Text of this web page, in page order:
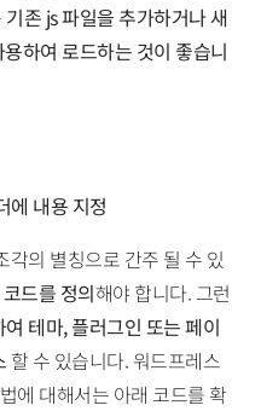
기존 js 파일을 추가하거나 새
하여 로드하는 것이 좋습니
에 내용 지정
의 별칭으로 간주 될 수 있
드를 정의해야 합니다. 그런
테마, 플러그인 또는 페이
할 수 있습니다. 워드프레스
에 대해서는 아래 코드를 확